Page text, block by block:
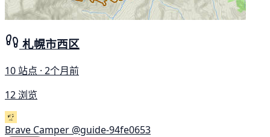
札幌市西区
10 站点 · 2个月前
12 浏览
Brave Camper @guide-94fe0653